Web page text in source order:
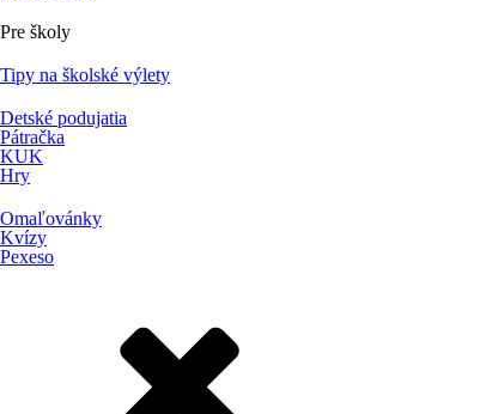
Pre školy
Tipy na školské výlety
Detské podujatia
Pátračka
KUK
Hry
Omaľovánky
Kvízy
Pexeso